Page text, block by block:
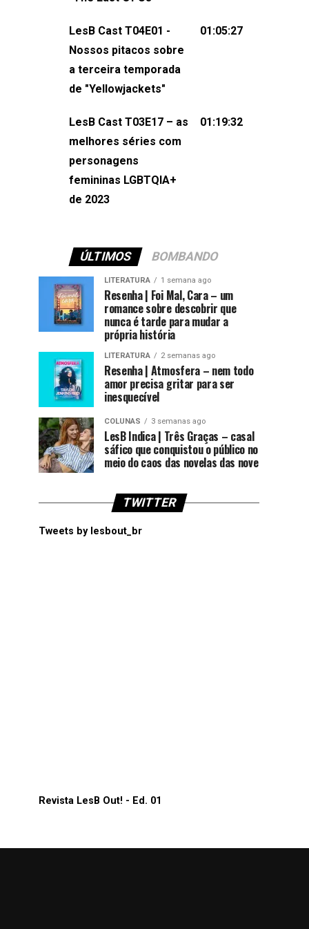
sociais:Twitter: ⁠⁠⁠⁠@lesbout_br⁠⁠⁠⁠ Instagram:
do LesB Cast:Apresentação de
Karolen Passos
(⁠⁠⁠⁠⁠⁠@KarolenPassos⁠⁠⁠⁠⁠⁠)Participação de
Pollyelly FlorêncioEdição de Naiady
Machado
LesB Cast T04E01 -
Nossos pitacos sobre
a terceira temporada
de "Yellowjackets"
01:05:27
LesB Cast T03E17 – as
melhores séries com
personagens
femininas LGBTQIA+
de 2023
01:19:32
ÚLTIMOS BOMBANDO
LITERATURA 1 semana ago
Resenha | Foi Mal, Cara – um
romance sobre descobrir que
nunca é tarde para mudar a
própria história
LITERATURA 2 semanas ago
Resenha | Atmosfera – nem todo
amor precisa gritar para ser
inesquecível
COLUNAS 3 semanas ago
LesB Indica | Três Graças – casal
sáfico que conquistou o público no
meio do caos das novelas das nove
TWITTER
Tweets by lesbout_br
Revista LesB Out! - Ed. 01